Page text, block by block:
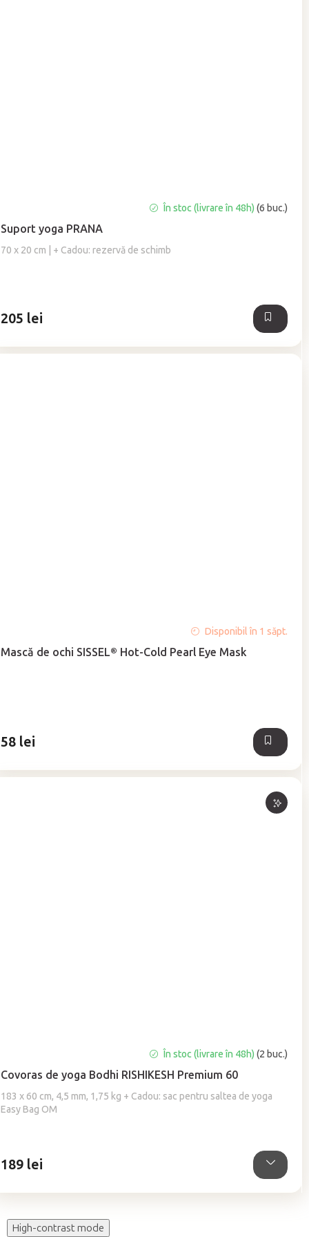
Suport yoga PRANA
70 x 20 cm | + Cadou: rezervă de schimb
a
produsului
stele.
În stoc (livrare în 48h)(6 buc.)
205 lei
Mască de ochi SISSEL® Hot-Cold Pearl Eye Mask
a
stele.
Disponibil în 1 săpt.
58 lei
Covoras de yoga Bodhi RISHIKESH Premium 60
183 x 60 cm, 4,5 mm, 1,75 kg + Cadou: sac pentru saltea de yoga
Easy Bag OM
a
produsului
este
stele.
În stoc (livrare în 48h)(2 buc.)
189 lei
High-contrast mode